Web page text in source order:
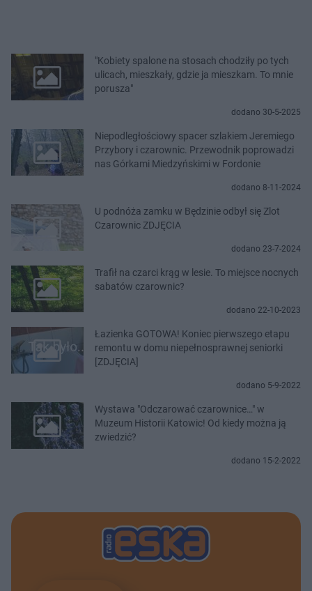
"Kobiety spalone na stosach chodziły po tych
ulicach, mieszkały, gdzie ja mieszkam. To mnie
porusza"
dodano 30-5-2025
Niepodległościowy spacer szlakiem Jeremiego
Przybory i czarownic. Przewodnik poprowadzi
nas Górkami Miedzyńskimi w Fordonie
dodano 8-11-2024
U podnóża zamku w Będzinie odbył się Zlot
Czarownic ZDJĘCIA
dodano 23-7-2024
Trafił na czarci krąg w lesie. To miejsce nocnych
sabatów czarownic?
dodano 22-10-2023
Łazienka GOTOWA! Koniec pierwszego etapu
remontu w domu niepełnosprawnej seniorki
[ZDJĘCIA]
dodano 5-9-2022
Wystawa "Odczarować czarownice…" w
Muzeum Historii Katowic! Od kiedy można ją
zwiedzić?
dodano 15-2-2022